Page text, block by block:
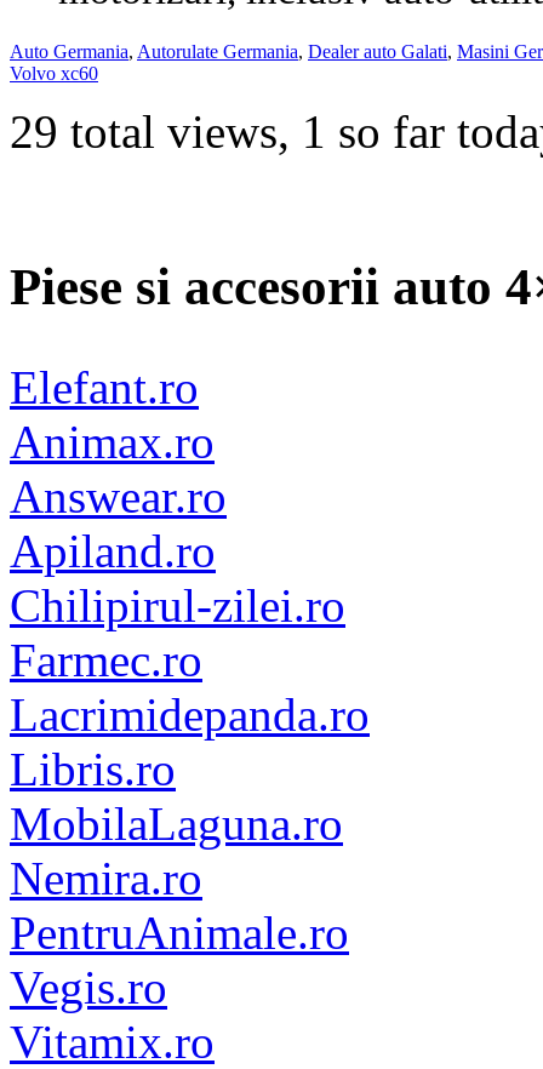
Auto Germania, Autorulate Germania, Dealer auto Galati, Masini
Volvo xc60
29 total views, 1 so far
Piese si accesorii auto
Elefant.ro
Animax.ro
Answear.ro
Apiland.ro
Chilipirul-zilei.ro
Farmec.ro
Lacrimidepanda.ro
Libris.ro
MobilaLaguna.ro
Nemira.ro
PentruAnimale.ro
Vegis.ro
Vitamix.ro